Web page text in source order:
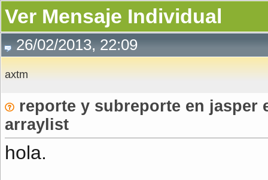
Ver Mensaje Individual
26/02/2013, 22:09
axtm
reporte y subreporte en jasper
arraylist
hola.